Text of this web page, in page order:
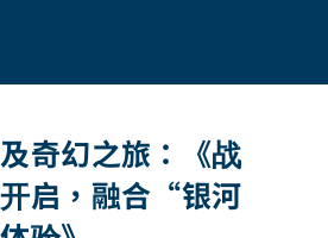
奇幻之旅：《战
启，融合“银河